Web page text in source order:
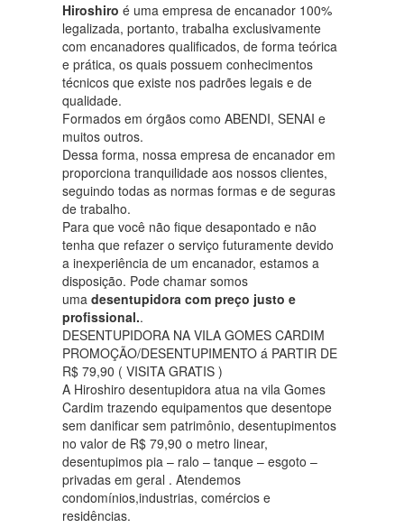
Hiroshiro é uma empresa de encanador 100%
legalizada, portanto, trabalha exclusivamente
com encanadores qualificados, de forma teórica
e prática, os quais possuem conhecimentos
técnicos que existe nos padrões legais e de
qualidade.
Formados em órgãos como ABENDI, SENAI e
muitos outros.
Dessa forma, nossa empresa de encanador em
proporciona tranquilidade aos nossos clientes,
seguindo todas as normas formas e de seguras
de trabalho.
Para que você não fique desapontado e não
tenha que refazer o serviço futuramente devido
a inexperiência de um encanador, estamos a
disposição. Pode chamar somos
uma desentupidora com preço justo e
profissional..
DESENTUPIDORA NA VILA GOMES CARDIM
PROMOÇÃO/DESENTUPIMENTO á PARTIR DE
R$ 79,90 ( VISITA GRATIS )
A Hiroshiro desentupidora atua na vila Gomes
Cardim trazendo equipamentos que desentope
sem danificar sem patrimônio, desentupimentos
no valor de R$ 79,90 o metro linear,
desentupimos pia – ralo – tanque – esgoto –
privadas em geral . Atendemos
condomínios,industrias, comércios e
residências.